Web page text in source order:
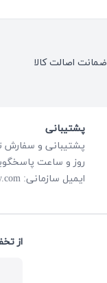
ضمانت اصالت کالا
پشتیبانی
پشتیبانی و سفارش تلفنی:
روز و ساعت پاسخگویی:
ایمیل سازمانی:
از